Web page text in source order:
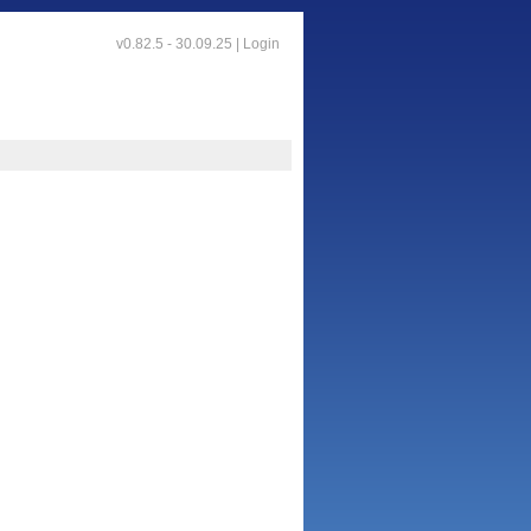
v0.82.5 - 30.09.25 | Login